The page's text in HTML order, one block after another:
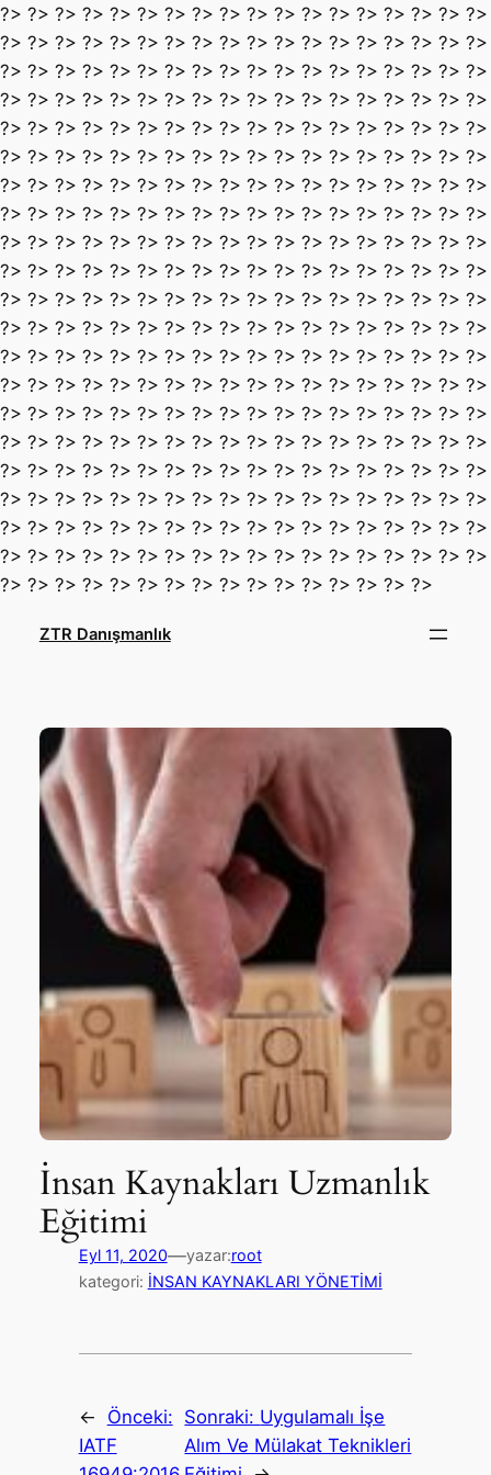
?> ?> ?> ?> ?> ?> ?> ?> ?> ?> ?> ?> ?> ?> ?> ?> ?> ?>
?> ?> ?> ?> ?> ?> ?> ?> ?> ?> ?> ?> ?> ?> ?> ?> ?> ?>
?> ?> ?> ?> ?> ?> ?> ?> ?> ?> ?> ?> ?> ?> ?> ?> ?> ?>
?> ?> ?> ?> ?> ?> ?> ?> ?> ?> ?> ?> ?> ?> ?> ?> ?> ?>
?> ?> ?> ?> ?> ?> ?> ?> ?> ?> ?> ?> ?> ?> ?> ?> ?> ?>
?> ?> ?> ?> ?> ?> ?> ?> ?> ?> ?> ?> ?> ?> ?> ?> ?> ?>
?> ?> ?> ?> ?> ?> ?> ?> ?> ?> ?> ?> ?> ?> ?> ?> ?> ?>
?> ?> ?> ?> ?> ?> ?> ?> ?> ?> ?> ?> ?> ?> ?> ?> ?> ?>
?> ?> ?> ?> ?> ?> ?> ?> ?> ?> ?> ?> ?> ?> ?> ?> ?> ?>
?> ?> ?> ?> ?> ?> ?> ?> ?> ?> ?> ?> ?> ?> ?> ?> ?> ?>
?> ?> ?> ?> ?> ?> ?> ?> ?> ?> ?> ?> ?> ?> ?> ?> ?> ?>
?> ?> ?> ?> ?> ?> ?> ?> ?> ?> ?> ?> ?> ?> ?> ?> ?> ?>
?> ?> ?> ?> ?> ?> ?> ?> ?> ?> ?> ?> ?> ?> ?> ?> ?> ?>
?> ?> ?> ?> ?> ?> ?> ?> ?> ?> ?> ?> ?> ?> ?> ?> ?> ?>
?> ?> ?> ?> ?> ?> ?> ?> ?> ?> ?> ?> ?> ?> ?> ?> ?> ?>
?> ?> ?> ?> ?> ?> ?> ?> ?> ?> ?> ?> ?> ?> ?> ?> ?> ?>
?> ?> ?> ?> ?> ?> ?> ?> ?> ?> ?> ?> ?> ?> ?> ?> ?> ?>
?> ?> ?> ?> ?> ?> ?> ?> ?> ?> ?> ?> ?> ?> ?> ?> ?> ?>
?> ?> ?> ?> ?> ?> ?> ?> ?> ?> ?> ?> ?> ?> ?> ?> ?> ?>
?> ?> ?> ?> ?> ?> ?> ?> ?> ?> ?> ?> ?> ?> ?> ?> ?> ?>
?> ?> ?> ?> ?> ?> ?> ?> ?> ?> ?> ?> ?> ?> ?> ?>
ZTR Danışmanlık
İnsan Kaynakları Uzmanlık
Eğitimi
Eyl 11, 2020—yazar:root
kategori: İNSAN KAYNAKLARI YÖNETİMİ
←
Önceki:
IATF
Sonraki: Uygulamalı İşe
Alım Ve Mülakat Teknikleri